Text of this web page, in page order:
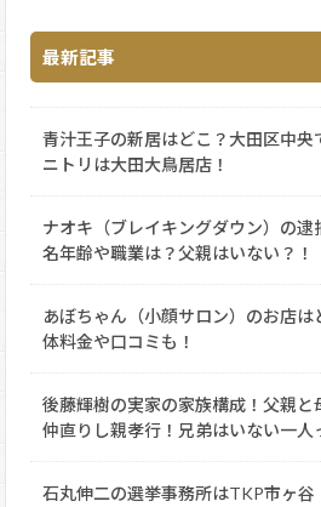
最新記事
青汁王子の新居はどこ？大田区中央
ニトリは大田大鳥居店！
ナオキ（ブレイキングダウン）の逮
名年齢や職業は？父親はいない？！
あぼちゃん（小顔サロン）のお店は
体料金や口コミも！
後藤輝樹の実家の家族構成！父親と
仲直りし親孝行！兄弟はいない一人
石丸伸二の選挙事務所はTKP市ヶ谷